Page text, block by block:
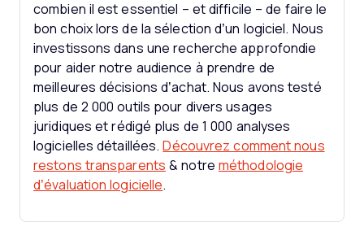
combien il est essentiel – et difficile – de faire le
bon choix lors de la sélection d’un logiciel. Nous
investissons dans une recherche approfondie
pour aider notre audience à prendre de
meilleures décisions d’achat. Nous avons testé
plus de 2 000 outils pour divers usages
juridiques et rédigé plus de 1 000 analyses
logicielles détaillées. Découvrez comment nous
restons transparents & notre méthodologie
d’évaluation logicielle.